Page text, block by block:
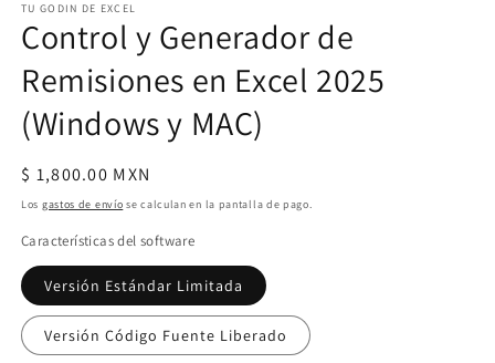
TU GODIN DE EXCEL
Control y Generador de
Remisiones en Excel 2025
(Windows y MAC)
Precio
habitual
$ 1,800.00 MXN
Los gastos de envío se calculan en la pantalla de pago.
Características del software
Versión Estándar Limitada
Versión Código Fuente Liberado